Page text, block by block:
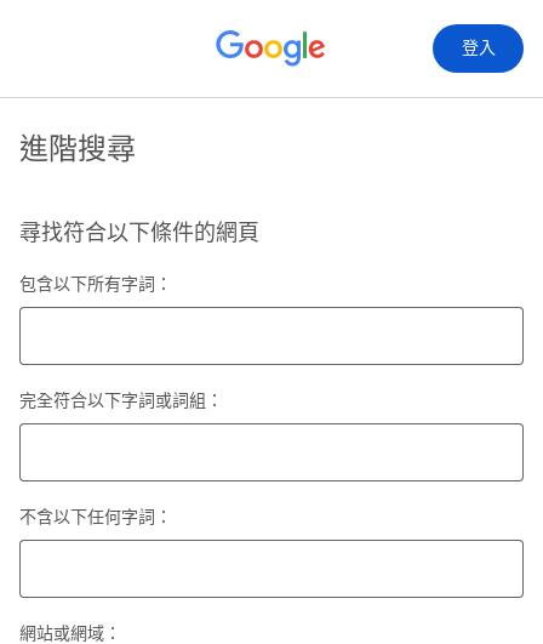
登入
進階搜尋
尋找符合以下條件的網頁
包含以下所有字詞：
完全符合以下字詞或詞組：
不含以下任何字詞：
網站或網域：